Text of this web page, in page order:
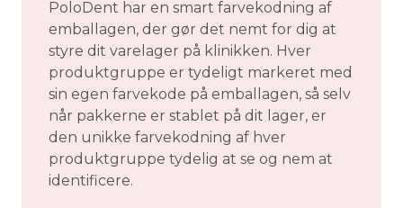
PoloDent har en smart farvekodning af
emballagen, der gør det nemt for dig at
styre dit varelager på klinikken. Hver
produktgruppe er tydeligt markeret med
sin egen farvekode på emballagen, så selv
når pakkerne er stablet på dit lager, er
den unikke farvekodning af hver
produktgruppe tydelig at se og nem at
identificere.